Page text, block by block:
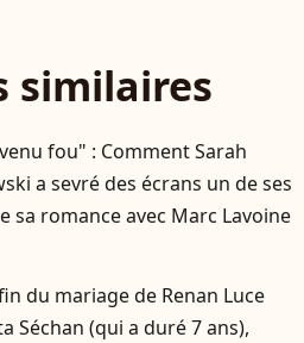
similaires
fou" : Comment Sarah
a sevré des écrans un de ses
sa romance avec Marc Lavoine
du mariage de Renan Luce
Séchan (qui a duré 7 ans),